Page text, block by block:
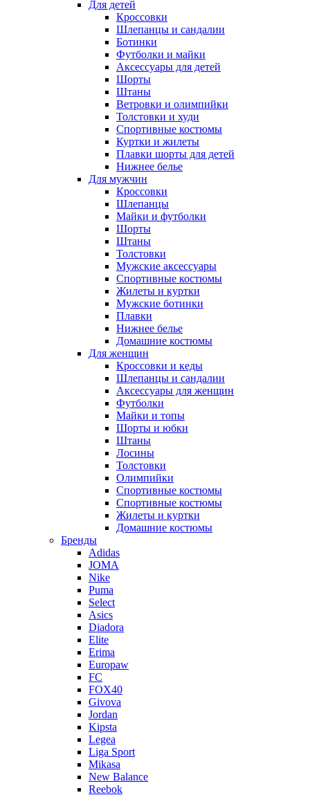
Для детей
Кроссовки
Шлепанцы и сандалии
Ботинки
Футболки и майки
Аксессуары для детей
Шорты
Штаны
Ветровки и олимпийки
Толстовки и худи
Спортивные костюмы
Куртки и жилеты
Плавки шорты для детей
Нижнее белье
Для мужчин
Кроссовки
Шлепанцы
Майки и футболки
Шорты
Штаны
Толстовки
Мужские аксессуары
Спортивные костюмы
Жилеты и куртки
Мужские ботинки
Плавки
Нижнее белье
Домашние костюмы
Для женщин
Кроссовки и кеды
Шлепанцы и сандалии
Аксессуары для женщин
Футболки
Майки и топы
Шорты и юбки
Штаны
Лосины
Толстовки
Олимпийки
Спортивные костюмы
Спортивные костюмы
Жилеты и куртки
Домашние костюмы
Бренды
Adidas
JOMA
Nike
Puma
Select
Asics
Diadora
Elite
Erima
Europaw
FC
FOX40
Givova
Jordan
Kipsta
Legea
Liga Sport
Mikasa
New Balance
Reebok